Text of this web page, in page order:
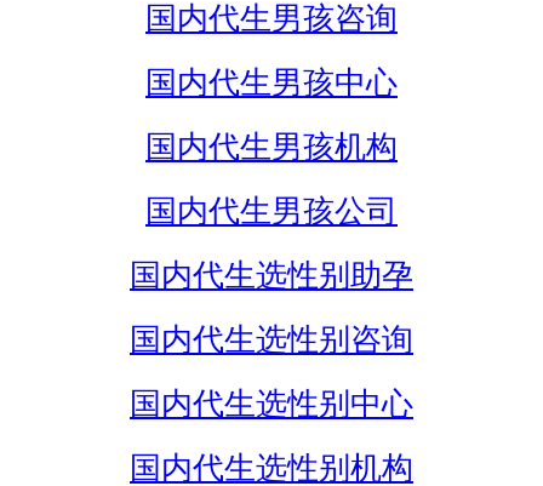
国内代生男孩咨询
国内代生男孩中心
国内代生男孩机构
国内代生男孩公司
国内代生选性别助孕
国内代生选性别咨询
国内代生选性别中心
国内代生选性别机构